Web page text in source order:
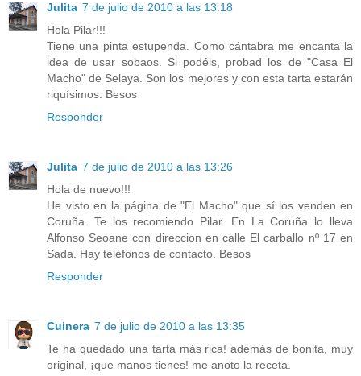
Julita 7 de julio de 2010 a las 13:18
Hola Pilar!!!
Tiene una pinta estupenda. Como cántabra me encanta la
idea de usar sobaos. Si podéis, probad los de "Casa El
Macho" de Selaya. Son los mejores y con esta tarta estarán
riquísimos. Besos
Responder
Julita 7 de julio de 2010 a las 13:26
Hola de nuevo!!!
He visto en la página de "El Macho" que sí los venden en
Coruña. Te los recomiendo Pilar. En La Coruña lo lleva
Alfonso Seoane con direccion en calle El carballo nº 17 en
Sada. Hay teléfonos de contacto. Besos
Responder
Cuinera 7 de julio de 2010 a las 13:35
Te ha quedado una tarta más rica! además de bonita, muy
original, ¡que manos tienes! me anoto la receta.